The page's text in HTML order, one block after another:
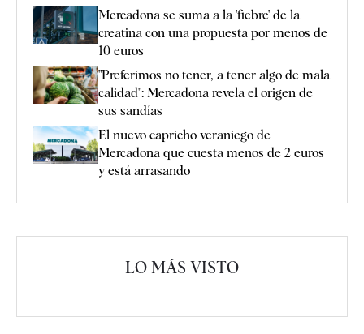
Mercadona se suma a la 'fiebre' de la
creatina con una propuesta por menos de
10 euros
"Preferimos no tener, a tener algo de mala
calidad": Mercadona revela el origen de
sus sandías
El nuevo capricho veraniego de
Mercadona que cuesta menos de 2 euros
y está arrasando
LO MÁS VISTO